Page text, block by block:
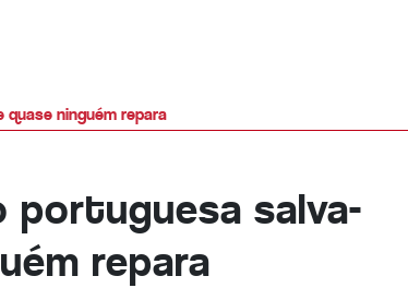
ninguém repara
portuguesa salva-
repara